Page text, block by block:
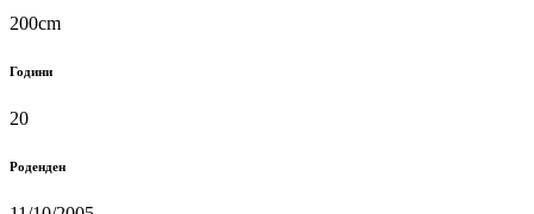
200cm
Години
20
Роденден